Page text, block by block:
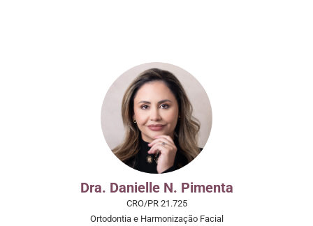
Dra. Danielle N. Pimenta
CRO/PR 21.725
Ortodontia e Harmonização Facial